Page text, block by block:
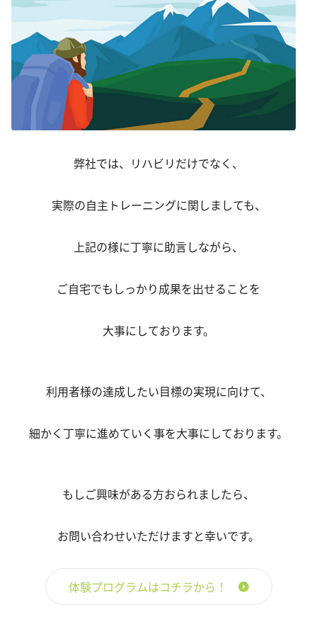
弊社では、リハビリだけでなく、
実際の自主トレーニングに関しましても、
上記の様に丁寧に助言しながら、
ご自宅でもしっかり成果を出せることを
大事にしております。
利用者様の達成したい目標の実現に向けて、
細かく丁寧に進めていく事を大事にしております。
もしご興味がある方おられましたら、
お問い合わせいただけますと幸いです。
体験プログラムはコチラから！